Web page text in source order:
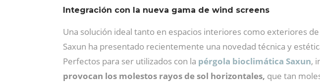
Integración con la nueva gama de wind screens
Una solución ideal tanto en espacios interiores como exteriores
Saxun ha presentado recientemente una novedad técnica y
Perfectos para ser utilizados con la pérgola bioclimática Saxun,
provocan los molestos rayos de sol horizontales, que tan